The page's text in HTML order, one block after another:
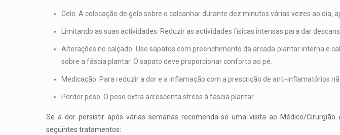
Gelo. A colocação de gelo sobre o calcanhar durante dez minutos várias vezes ao dia,
Limitando as suas actividades. Reduzir as actividades físicas intensas para dar
Alterações no calçado. Use sapatos com preenchimento da arcada plantar interna e
sobre a fáscia plantar. O sapato deve proporcionar conforto ao pé.
Medicação. Para reduzir a dor e a inflamação com a prescrição de anti-inflamatórios
Perder peso. O peso extra acrescenta stress à fascia plantar.
Se a dor persistir após várias semanas recomenda-se uma visita ao Médico/
seguintes tratamentos: